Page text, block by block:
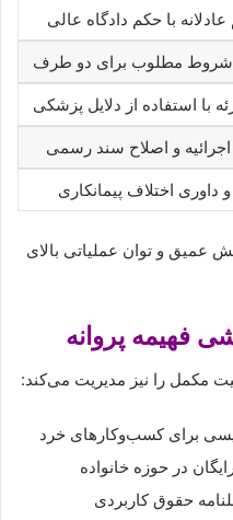
با حکم دادگاه عالی
شروط مطلوب برای دو طرف
با استفاده از دلایل پزشکی
اجرائیه و اصلاح سند رسمی
داوری اختلاف پیمانکاری
عمیق و توان عملیاتی بالای
مکمل را نیز مدیریت می‌کند:
برای کسب‌وکارهای خرد
در حوزه خانواده
حقوق کاربردی